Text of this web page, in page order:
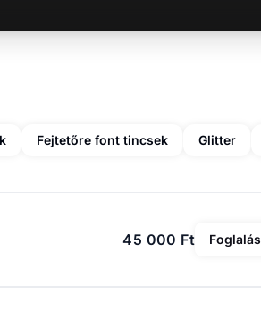
Fejtetőre font tincsek Glitter
45 000 Ft Foglalás